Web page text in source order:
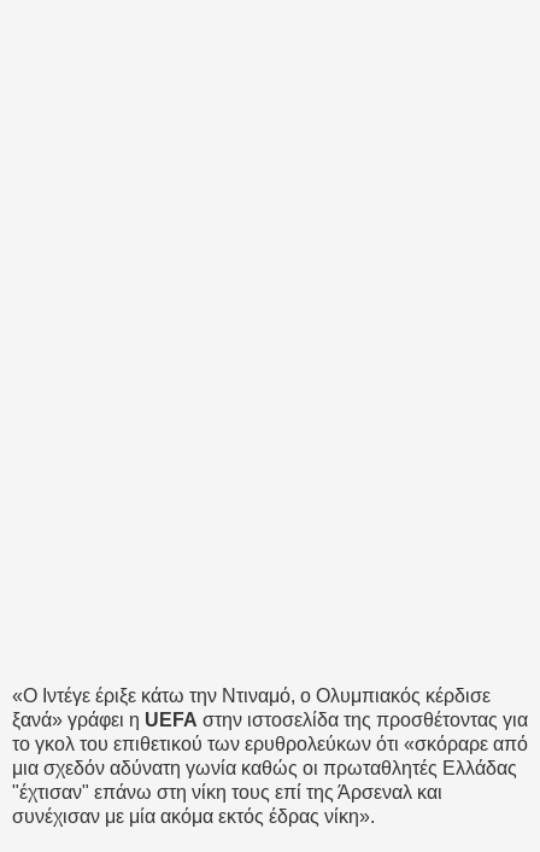
«Ο Ιντέγε έριξε κάτω την Ντιναμό, ο Ολυμπιακός κέρδισε
ξανά» γράφει η UEFA στην ιστοσελίδα της προσθέτοντας για
το γκολ του επιθετικού των ερυθρολεύκων ότι «σκόραρε από
μια σχεδόν αδύνατη γωνία καθώς οι πρωταθλητές Ελλάδας
"έχτισαν" επάνω στη νίκη τους επί της Άρσεναλ και
συνέχισαν με μία ακόμα εκτός έδρας νίκη».